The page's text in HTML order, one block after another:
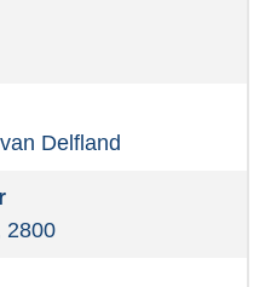
Delfland
2800